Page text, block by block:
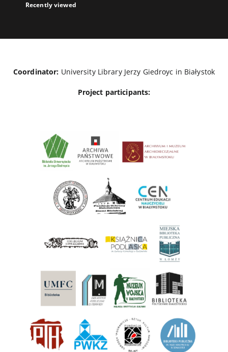
Recently viewed
Coordinator: University Library Jerzy Giedroyc in Białystok
Project participants: